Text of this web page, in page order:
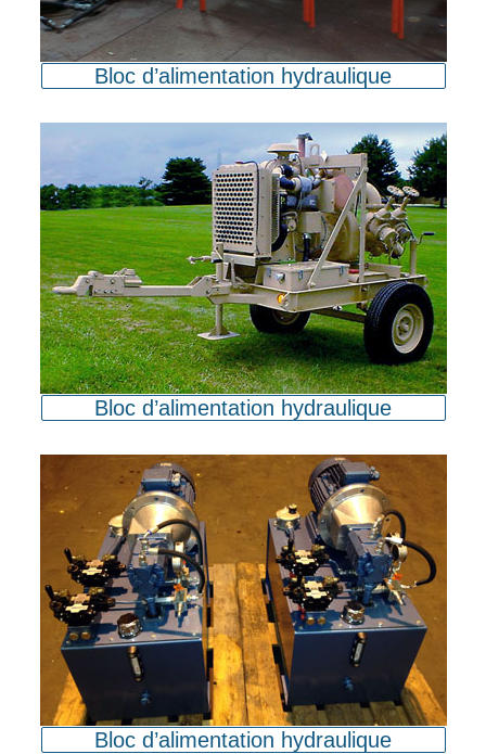
Bloc d’alimentation hydraulique
Bloc d’alimentation hydraulique
Bloc d’alimentation hydraulique